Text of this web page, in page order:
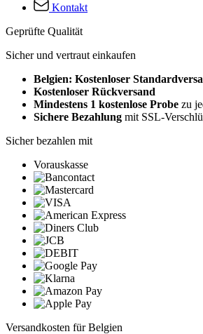
Kontakt
Geprüfte Qualität
Sicher und vertraut einkaufen
Belgien: Kostenloser
Kostenloser Rückversand
Mindestens 1 kostenlose Probe zu
Sichere Bezahlung mit SSL-
Sicher bezahlen mit
Vorauskasse
Versandkosten für Belgien